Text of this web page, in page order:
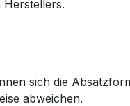
Herstellers.
sich die
abweichen.